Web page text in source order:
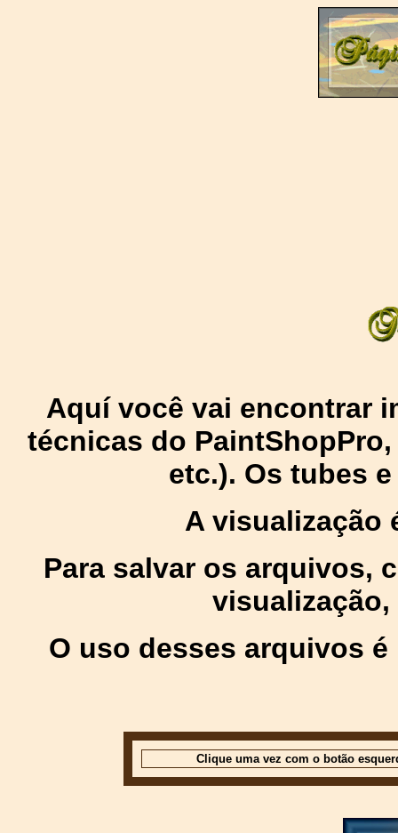
Aquí você vai encontrar
técnicas do
etc.). Os tubes
A visualização
Para salvar os arquivos,
O uso desses arquivos
Clique uma vez com o botão